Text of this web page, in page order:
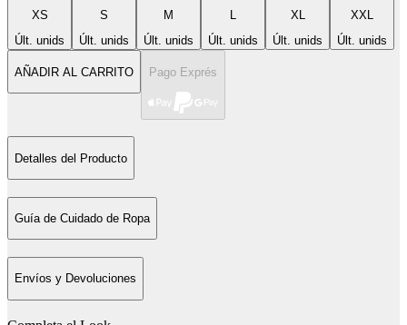
XS
Últ. unids
S
Últ. unids
M
Últ. unids
L
Últ. unids
XL
Últ. unids
XXL
Últ. unids
AÑADIR AL CARRITO Pago Exprés
Detalles del Producto
Guía de Cuidado de Ropa
Envíos y Devoluciones